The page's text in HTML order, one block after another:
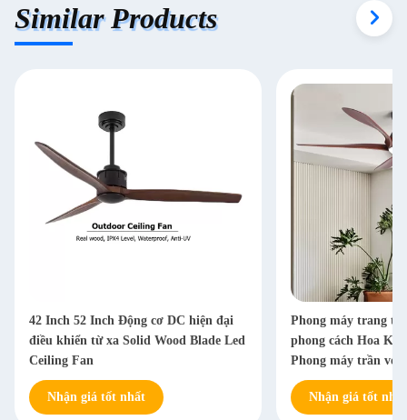
Similar Products
42 Inch 52 Inch Động cơ DC hiện đại
điều khiển từ xa Solid Wood Blade Led
Ceiling Fan
Nhận giá tốt nhất
Phong máy trang trí
phong cách Hoa Kỳ
Phong máy trần với
Nhận giá tốt nhất